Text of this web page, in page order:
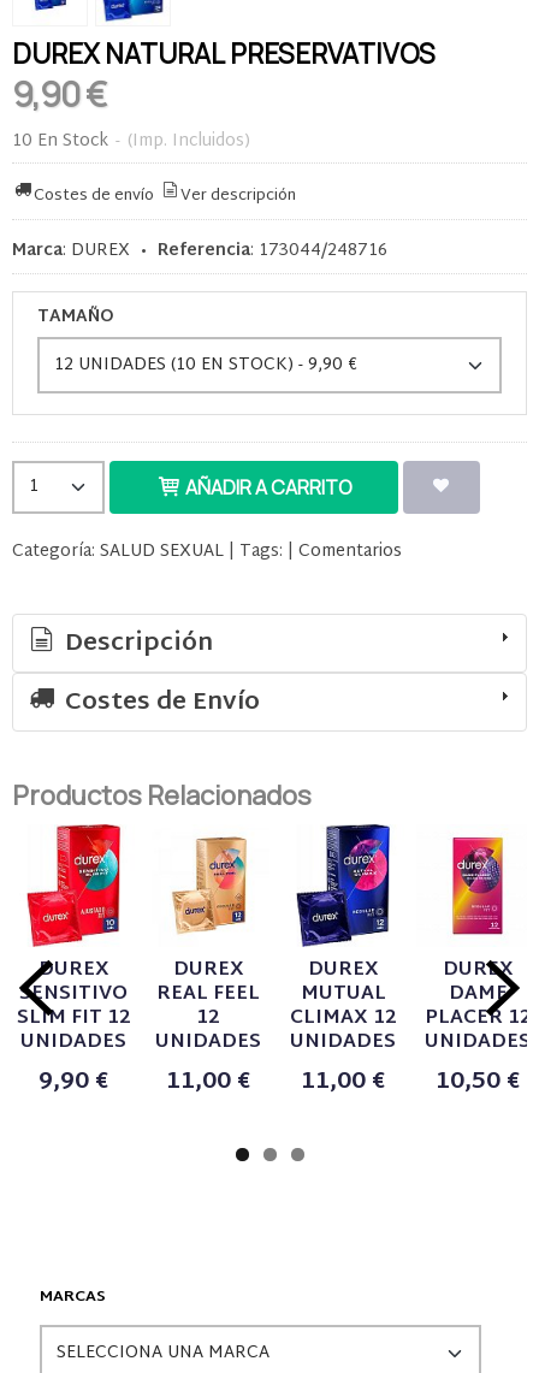
MARCAS
DUREX NATURAL PRESERVATIVOS
9,90 €
10 En Stock - (Imp. Incluidos)
Costes de envío Ver descripción
Marca: DUREX • Referencia: 173044/248716
TAMAÑO
AÑADIR A CARRITO
Categoría: SALUD SEXUAL | Tags: | Comentarios
Descripción
Costes de Envío
Productos Relacionados
DUREX
SENSITIVO
SLIM FIT 12
UNIDADES
9,90 €
DUREX
REAL FEEL
12
UNIDADES
11,00 €
DUREX
MUTUAL
CLIMAX 12
UNIDADES
11,00 €
DUREX
DAME
PLACER 12
UNIDADES
10,50 €